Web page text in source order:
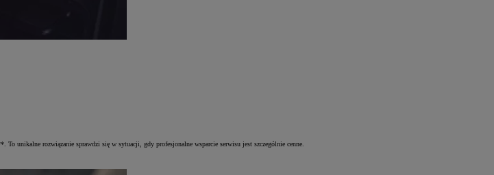
unikalne rozwiązanie sprawdzi się w sytuacji, gdy profesjonalne wsparcie serwisu jest szczególnie cenne.